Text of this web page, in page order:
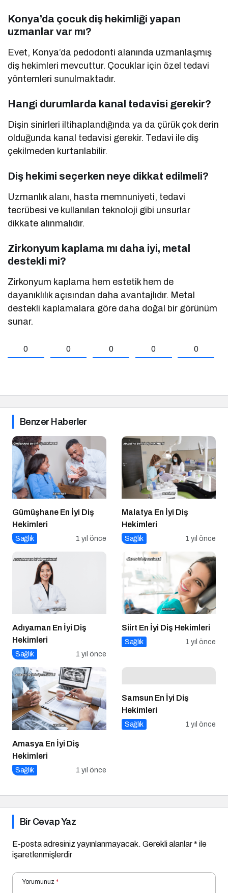
Konya’da çocuk diş hekimliği yapan
uzmanlar var mı?
Evet, Konya’da pedodonti alanında uzmanlaşmış
diş hekimleri mevcuttur. Çocuklar için özel tedavi
yöntemleri sunulmaktadır.
Hangi durumlarda kanal tedavisi gerekir?
Dişin sinirleri iltihaplandığında ya da çürük çok derin
olduğunda kanal tedavisi gerekir. Tedavi ile diş
çekilmeden kurtarılabilir.
Diş hekimi seçerken neye dikkat edilmeli?
Uzmanlık alanı, hasta memnuniyeti, tedavi
tecrübesi ve kullanılan teknoloji gibi unsurlar
dikkate alınmalıdır.
Zirkonyum kaplama mı daha iyi, metal
destekli mi?
Zirkonyum kaplama hem estetik hem de
dayanıklılık açısından daha avantajlıdır. Metal
destekli kaplamalara göre daha doğal bir görünüm
sunar.
0 0 0 0 0
Benzer Haberler
Gümüşhane En İyi Diş
Hekimleri
Sağlık 1 yıl önce
Malatya En İyi Diş
Hekimleri
Sağlık 1 yıl önce
Adıyaman En İyi Diş
Hekimleri
Sağlık 1 yıl önce
Siirt En İyi Diş Hekimleri
Sağlık 1 yıl önce
Amasya En İyi Diş
Hekimleri
Sağlık 1 yıl önce
Samsun En İyi Diş
Hekimleri
Sağlık 1 yıl önce
Bir Cevap Yaz
E-posta adresiniz yayınlanmayacak. Gerekli alanlar* ile
işaretlenmişlerdir
Yorumunuz *